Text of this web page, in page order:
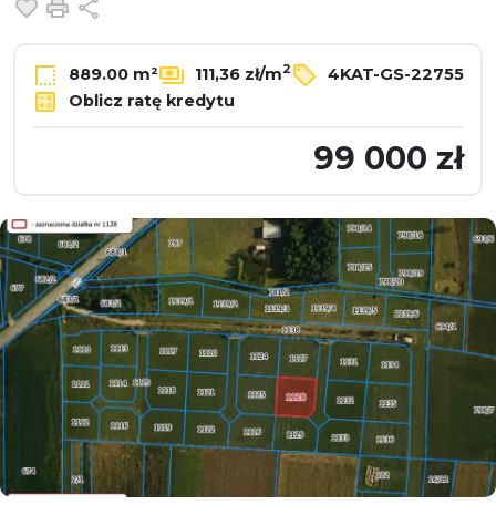
Dodaj do ulubionych
Drukuj
889.00 m² 111,36 zł/m2
4KAT-GS-22755
Oblicz ratę kredytu
99 000 zł